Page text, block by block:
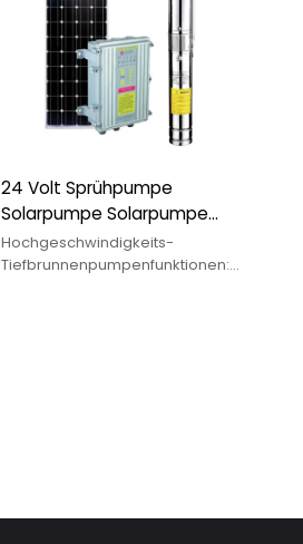
24 Volt Sprühpumpe
Solarpumpe Solarpumpe
Afrika
Hochgeschwindigkeits-
Tiefbrunnenpumpenfunktionen: